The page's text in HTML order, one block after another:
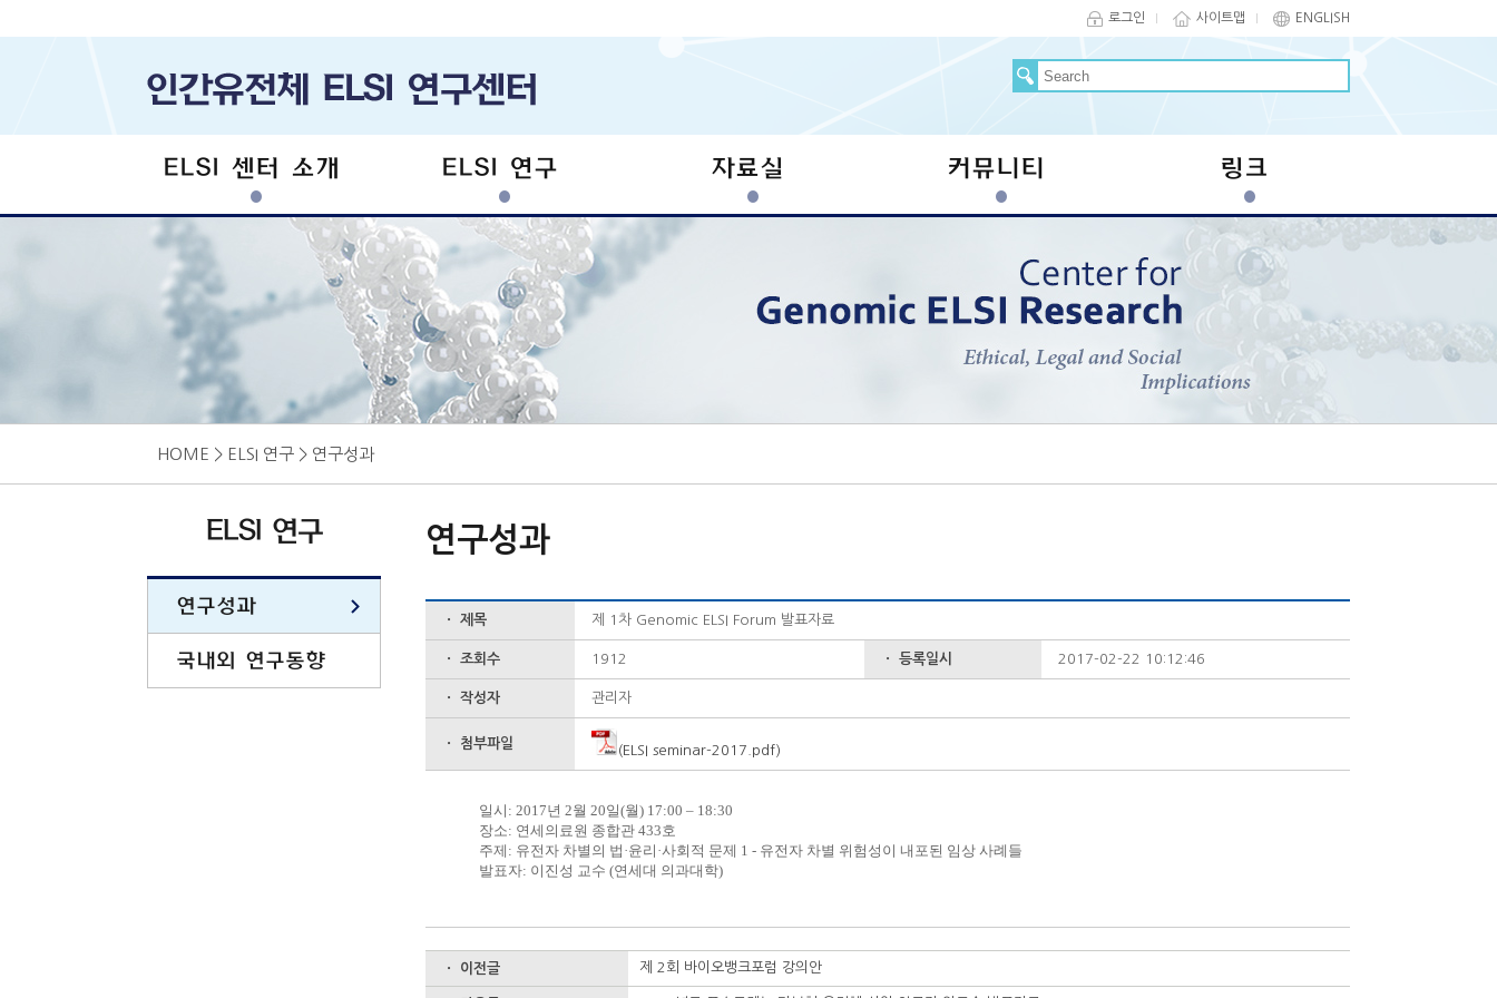
로그인 사이트맵 ENGLISH
ELSI 센터 소개 ELSI 연구 자료실 커뮤니티 링크
HOME > ELSI 연구 > 연구성과
ELSI 연구
연구성과
국내외 연구동향
연구성과
ㆍ 제목 제 1차 Genomic ELSI Forum 발표자료
ㆍ 조회수 1912 ㆍ 등록일시 2017-02-22 10:12:46
ㆍ 작성자 관리자
ㆍ 첨부파일 (ELSI seminar-2017.pdf)
일시 : 2017년 2월 20일(월) 17:00 – 18:30
장소: 연세의료원 종합관 433호
주제 : 유전자 차별의 법·윤리·사회적 문제 1 - 유전자 차별 위험성이 내포된 임상 사례들
발표자: 이진성 교수 (연세대 의과대학)
ㆍ 이전글 제 2회 바이오뱅크포럼 강의안